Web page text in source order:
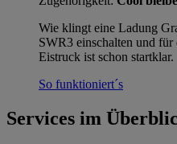
Wie klingt eine Ladung
SWR3 einschalten und
Eistruck ist schon startklar.
So funktioniert´s
Services im